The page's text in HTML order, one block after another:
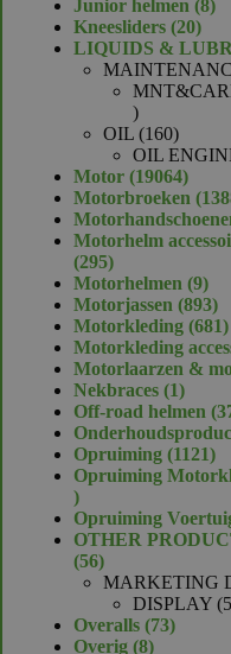
product
Junior helmen 88
Kneesliders 2020
LIQUIDS &
12
producten
OIL 160160
OIL
Motor 1906419064
Motorbroeken
Motorhelm
295295
producten
Motorhelmen 99
Motorjassen 893893
Motorkleding 681
Motorkleding
Motorlaarzen &
Nekbraces 11
Off-road helmen
Opruiming 1121
Opruiming
214
producten
Opruiming
OTHER
5656
producten
MARKETING
DISPLAY
Overalls 7373
Overig 88